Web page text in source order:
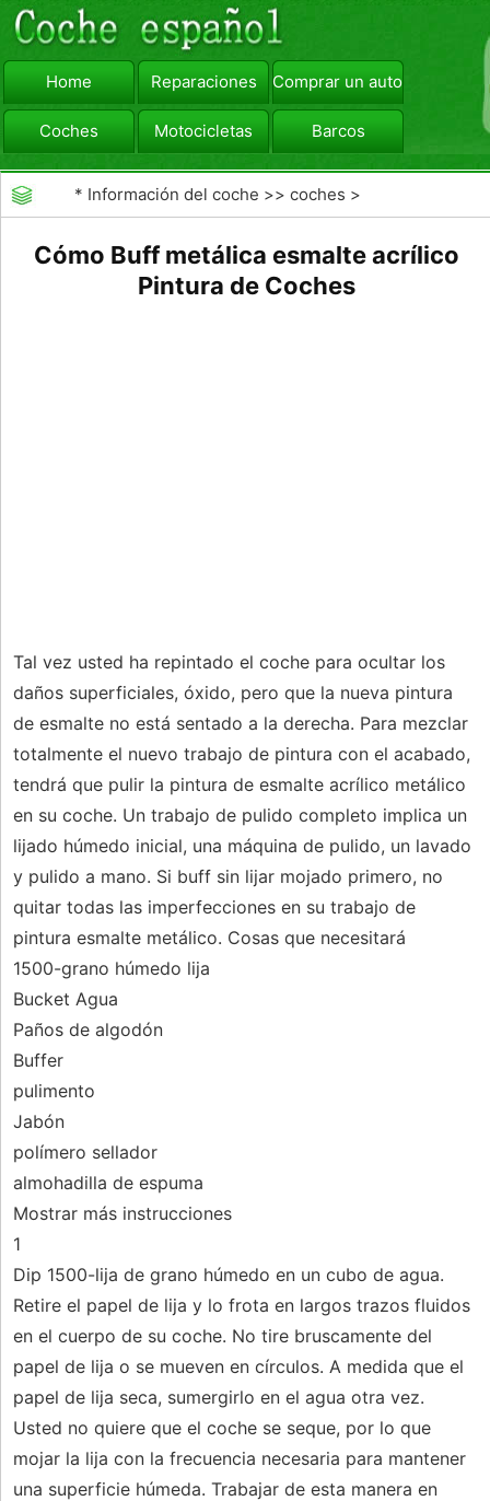
Home Reparaciones Comprar un automóvil
Coches Motocicletas Barcos
viajar Camiones
* Información del coche >>coches >
vehículo
Cómo Buff metálica esmalte acrílico
Pintura de Coches
Tal vez usted ha repintado el coche para ocultar los
daños superficiales, óxido, pero que la nueva pintura
de esmalte no está sentado a la derecha. Para mezclar
totalmente el nuevo trabajo de pintura con el acabado,
tendrá que pulir la pintura de esmalte acrílico metálico
en su coche. Un trabajo de pulido completo implica un
lijado húmedo inicial, una máquina de pulido, un lavado
y pulido a mano. Si buff sin lijar mojado primero, no
quitar todas las imperfecciones en su trabajo de
pintura esmalte metálico. Cosas que necesitará
1500-grano húmedo lija
Bucket Agua
Paños de algodón
Buffer
pulimento
Jabón
polímero sellador
almohadilla de espuma
Mostrar más instrucciones
1
Dip 1500-lija de grano húmedo en un cubo de agua.
Retire el papel de lija y lo frota en largos trazos fluidos
en el cuerpo de su coche. No tire bruscamente del
papel de lija o se mueven en círculos. A medida que el
papel de lija seca, sumergirlo en el agua otra vez.
Usted no quiere que el coche se seque, por lo que
mojar la lija con la frecuencia necesaria para mantener
una superficie húmeda. Trabajar de esta manera en